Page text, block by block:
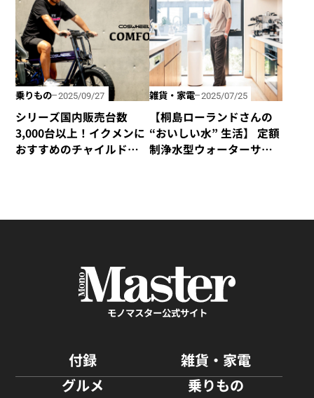
乗りもの 2025/09/27
シリーズ国内販売台数
3,000台以上！イクメンに
おすすめのチャイルド
雑貨・家電 2025/07/25
【桐島ローランドさんの
“おいしい水” 生活】 定額
制浄水型ウォーターサー
モノマスター公式サイト
付録
雑貨・家電
グルメ
乗りもの